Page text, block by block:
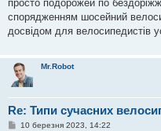
просто подорожей по
спорядженням шосейний
досвідом для велосипедистів
Mr.Robot
Re: Типи сучасних
П10 березня 2023, 14:22